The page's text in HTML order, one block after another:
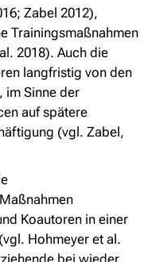
Zabel 2012),
Trainingsmaßnahmen
2018). Auch die
langfristig von den
im Sinne der
auf spätere
(vgl. Zabel,
Koautoren in einer
Hohmeyer et al.
bei wieder